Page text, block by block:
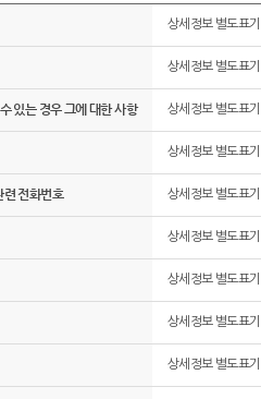
상세정보 별도표기
상세정보 별도표기
있는 경우 그에 대한 사항 상세정보 별도표기
상세정보 별도표기
련 전화번호 상세정보 별도표기
상세정보 별도표기
상세정보 별도표기
상세정보 별도표기
상세정보 별도표기